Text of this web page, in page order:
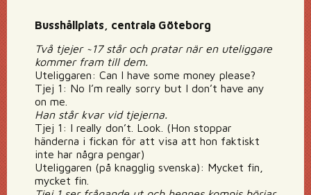
Busshållplats, centrala Göteborg
Två tjejer ~17 står och pratar när en uteliggare
kommer fram till dem.
Uteliggaren: Can I have some money please?
Tjej 1: No I’m really sorry but I don’t have any
on me.
Han står kvar vid tjejerna.
Tjej 1: I really don’t. Look. (Hon stoppar
händerna i fickan för att visa att hon faktiskt
inte har några pengar)
Uteliggaren (på knagglig svenska): Mycket fin,
mycket fin.